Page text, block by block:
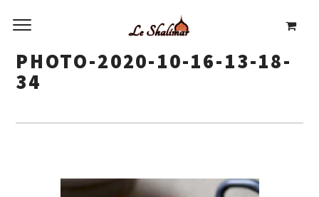
PHOTO-2020-10-16-13-18-
34